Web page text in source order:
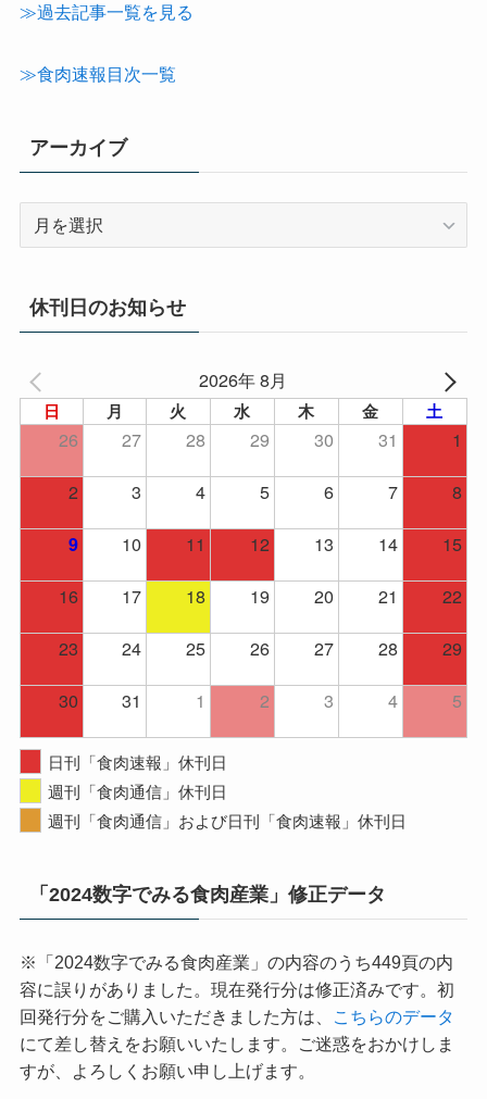
テ
≫過去記事一覧を見る
≫食肉速報目次一覧
アーカイブ
イ
ブ
休刊日のお知らせ
2026年 8月
日 月 火 水 木 金 土
26 27 28 29 30 31
1
2
3 4 5 6 7 8
9 10 11 12 13 14
15
16
17 18 19 20 21
22
23
24 25 26 27 28
29
30
31 1 2 3 4 5
日刊「食肉速報」休刊日
週刊「食肉通信」休刊日
週刊「食肉通信」および日刊「食肉速報」休刊日
「2024数字でみる食肉産業」修正データ
※「2024数字でみる食肉産業」の内容のうち449頁の内
容に誤りがありました。現在発行分は修正済みです。初
回発行分をご購入いただきました方は、
こちらのデータ
にて差し替えをお願いいたします。ご迷惑をおかけしま
すが、よろしくお願い申し上げます。